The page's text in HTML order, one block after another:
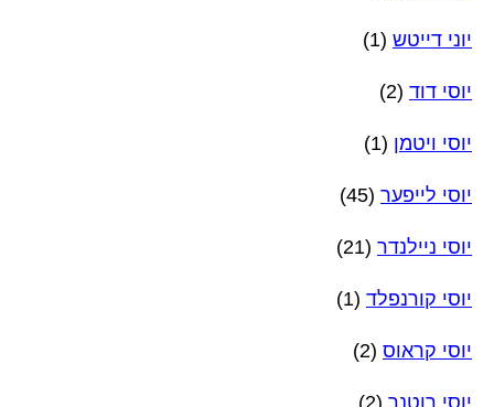
יוני דייטש (1)
יוסי דוד (2)
יוסי ויטמן (1)
יוסי לייפער (45)
יוסי ניילנדר (21)
יוסי קורנפלד (1)
יוסי קראוס (2)
יוסי רוטנר (2)